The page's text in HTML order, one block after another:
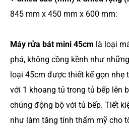
845 mm x 450 mm x 600 mm:
Máy rửa bát mini 45cm là loại
phá, không cồng kềnh như
loại 45cm được thiết kế gọn nhẹ
với 1 khoang tủ trong tủ bếp lên
chúng động bộ với tủ bếp. Tiết
như làm tăng tính thẩm mỹ cho